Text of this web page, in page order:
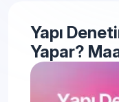
Yapı
Yapar?